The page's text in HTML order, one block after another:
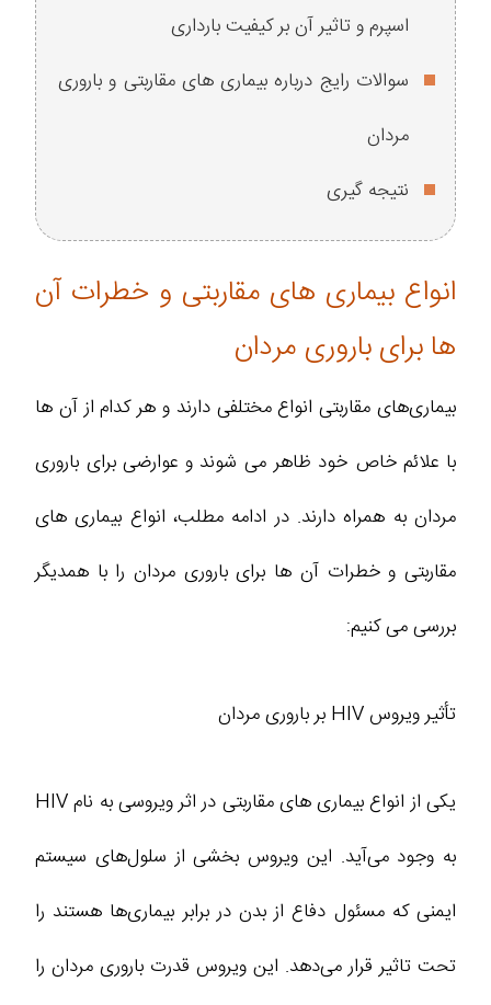
اسپرم و تاثیر آن بر کیفیت بارداری
سوالات رایج درباره بیماری های مقاربتی و باروری
مردان
نتیجه گیری
انواع بیماری ‌های مقاربتی و خطرات آن
‌ها برای باروری مردان
بیماری‌های مقاربتی انواع مختلفی دارند و هر کدام از آن‌ ها
با علائم خاص خود ظاهر می‌ شوند و عوارضی برای باروری
مردان به همراه دارند. در ادامه مطلب، انواع بیماری ‌های
مقاربتی و خطرات آن ‌ها برای باروری مردان را با همدیگر
بررسی می‌ کنیم:
تأثیر ویروس HIV بر باروری مردان
یکی از انواع بیماری‌ های مقاربتی در اثر ویروسی به نام HIV
به وجود می‌آید. این ویروس بخشی از سلول‌های سیستم
ایمنی که مسئول دفاع از بدن در برابر بیماری‌ها هستند را
تحت تاثیر قرار می‌دهد. این ویروس قدرت باروری مردان را